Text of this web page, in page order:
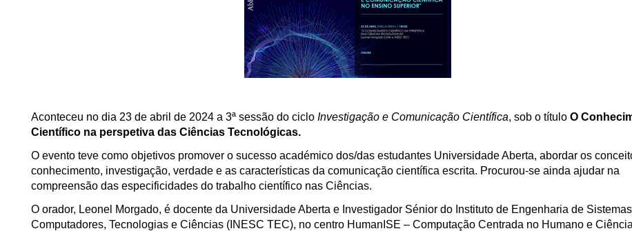
Aconteceu no dia 23 de abril de 2024 a 3ª sessão do ciclo Investigação e Comunicação Científica, sob o título O
Científico na perspetiva das Ciências Tecnológicas.
O evento teve como objetivos promover o sucesso académico dos/das estudantes Universidade Aberta, abordar os
conhecimento, investigação, verdade e as características da comunicação científica escrita. Procurou-se ainda ajudar na
compreensão das especificidades do trabalho científico nas Ciências.
O orador, Leonel Morgado, é docente da Universidade Aberta e Investigador Sénior do Instituto de Engenharia de
Computadores, Tecnologias e Ciências (INESC TEC), no centro HumanISE – Computação Centrada no Humano e